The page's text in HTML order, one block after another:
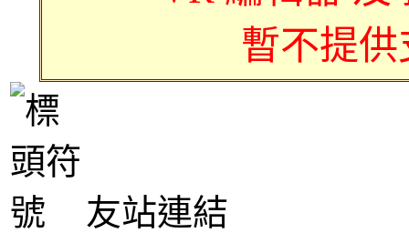
暫不提
友站連結